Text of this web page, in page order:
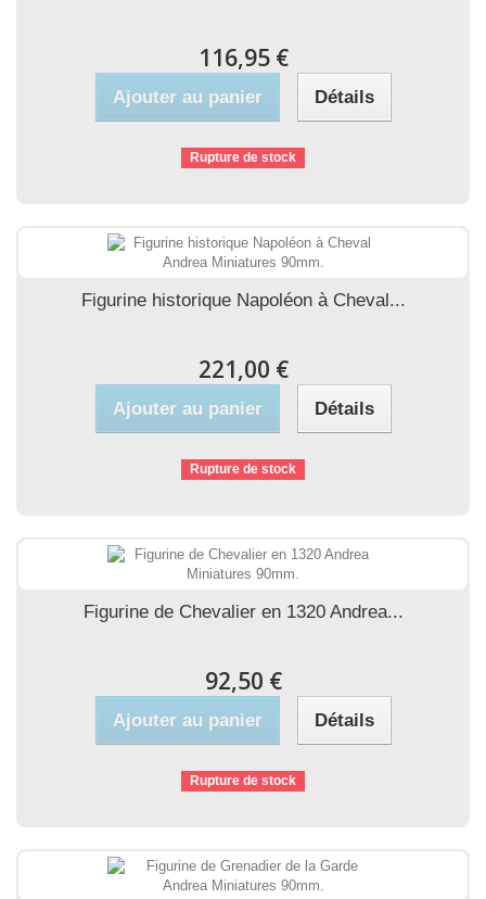
116,95 €
Ajouter au panier Détails
Rupture de stock
Figurine historique Napoléon à Cheval...
221,00 €
Ajouter au panier Détails
Rupture de stock
Figurine de Chevalier en 1320 Andrea...
92,50 €
Ajouter au panier Détails
Rupture de stock